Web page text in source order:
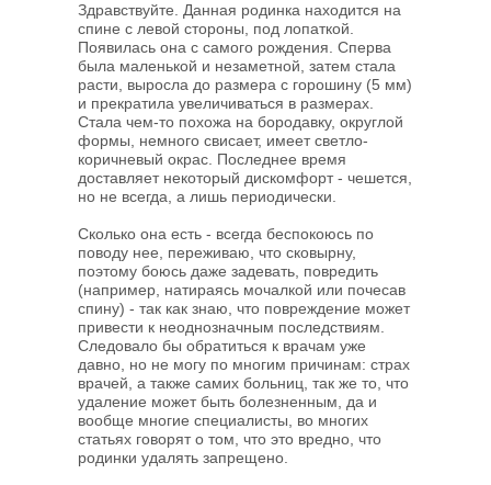
Здравствуйте. Данная родинка находится на
спине с левой стороны, под лопаткой.
Появилась она с самого рождения. Сперва
была маленькой и незаметной, затем стала
расти, выросла до размера с горошину (5 мм)
и прекратила увеличиваться в размерах.
Стала чем-то похожа на бородавку, округлой
формы, немного свисает, имеет светло-
коричневый окрас. Последнее время
доставляет некоторый дискомфорт - чешется,
но не всегда, а лишь периодически.
Сколько она есть - всегда беспокоюсь по
поводу нее, переживаю, что сковырну,
поэтому боюсь даже задевать, повредить
(например, натираясь мочалкой или почесав
спину) - так как знаю, что повреждение может
привести к неоднозначным последствиям.
Следовало бы обратиться к врачам уже
давно, но не могу по многим причинам: страх
врачей, а также самих больниц, так же то, что
удаление может быть болезненным, да и
вообще многие специалисты, во многих
статьях говорят о том, что это вредно, что
родинки удалять запрещено.